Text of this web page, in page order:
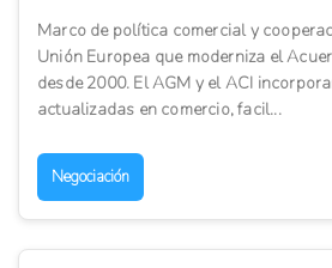
Marco de política comercial y
Unión Europea que moderniza el
desde 2000. El AGM y el ACI
actualizadas en comercio, facil...
Negociación